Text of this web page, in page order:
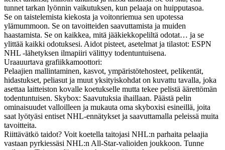
tunnet tarkan lyönnin vaikutuksen, kun pelaaja on huipputasoa.
Se on taistelemista kiekosta ja voitonriemua sen upotessa
ylämummoon. Se on tavoitteiden saavuttamista ja muiden
haastamista. Se on kaikkea, mitä jääkiekkopeliltä odotat… ja se
ylittää kaikki odotuksesi. Aidot pisteet, asetelmat ja tilastot: ESPN
NHL -lähetyksen ilmapiiri välittyy todentuntuisena.
Uraauurtava grafiikkamoottori:
Pelaajien mallintaminen, kasvot, ympäristötehosteet, pelikentät,
hidastukset, peliasut ja muut yksityiskohdat on kuvattu tavalla, joka
asettaa laitteiston kovalle koetukselle mutta tekee pelistä äärettömän
todentuntuisen. Skybox: Saavutuksia ihaillaan. Päästä pelin
ominaisuudet valloilleen ja mukauta oma skyboxisi esineillä, joita
saat lyötyäsi entiset NHL-ennätykset ja saavuttamalla peleissä muita
tavoitteita.
Riittävätkö taidot? Voit koetella taitojasi NHL:n parhaita pelaajia
vastaan pyrkiessäsi NHL:n All-Star-valioiden joukkoon. Tunne